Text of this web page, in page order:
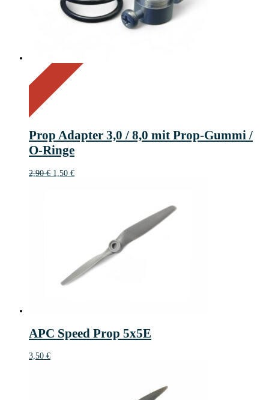
On Sale
€
Prop Adapter 3,0 / 8,0 mit Prop-Gummi /
O-Ringe
2,90€ Ursprünglicher
1,50 €Aktueller
APC Speed Prop 5x5E
3,50 €